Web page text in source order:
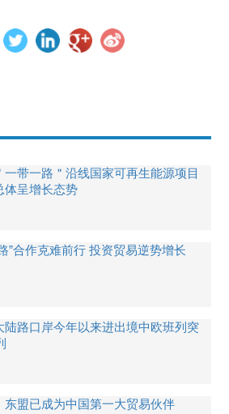
一带一路＂沿线国家可再生能源项目
体呈增长态势
”合作克难前行 投资贸易逆势增长
陆路口岸今年以来进出境中欧班列突
东盟已成为中国第一大贸易伙伴